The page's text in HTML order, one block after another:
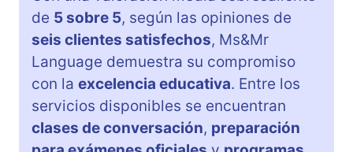
de 5 sobre 5, según las opiniones de
seis clientes satisfechos, Ms&Mr
Language demuestra su compromiso
con la excelencia educativa. Entre los
servicios disponibles se encuentran
clases de conversación, preparación